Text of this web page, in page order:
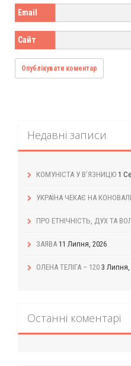
Email
Сайт
Недавні записи
КОМУНІСТА У В’ЯЗНИЦЮ 1
УКРАЇНА ЧЕКАЄ НА
ПРО ЕТНІЧНІСТЬ, ДУХ ТА
ЗАЯВА 11 Липня, 2026
ОЛЕНА ТЕЛІГА – 120 3 Липня,
Останні коментарі